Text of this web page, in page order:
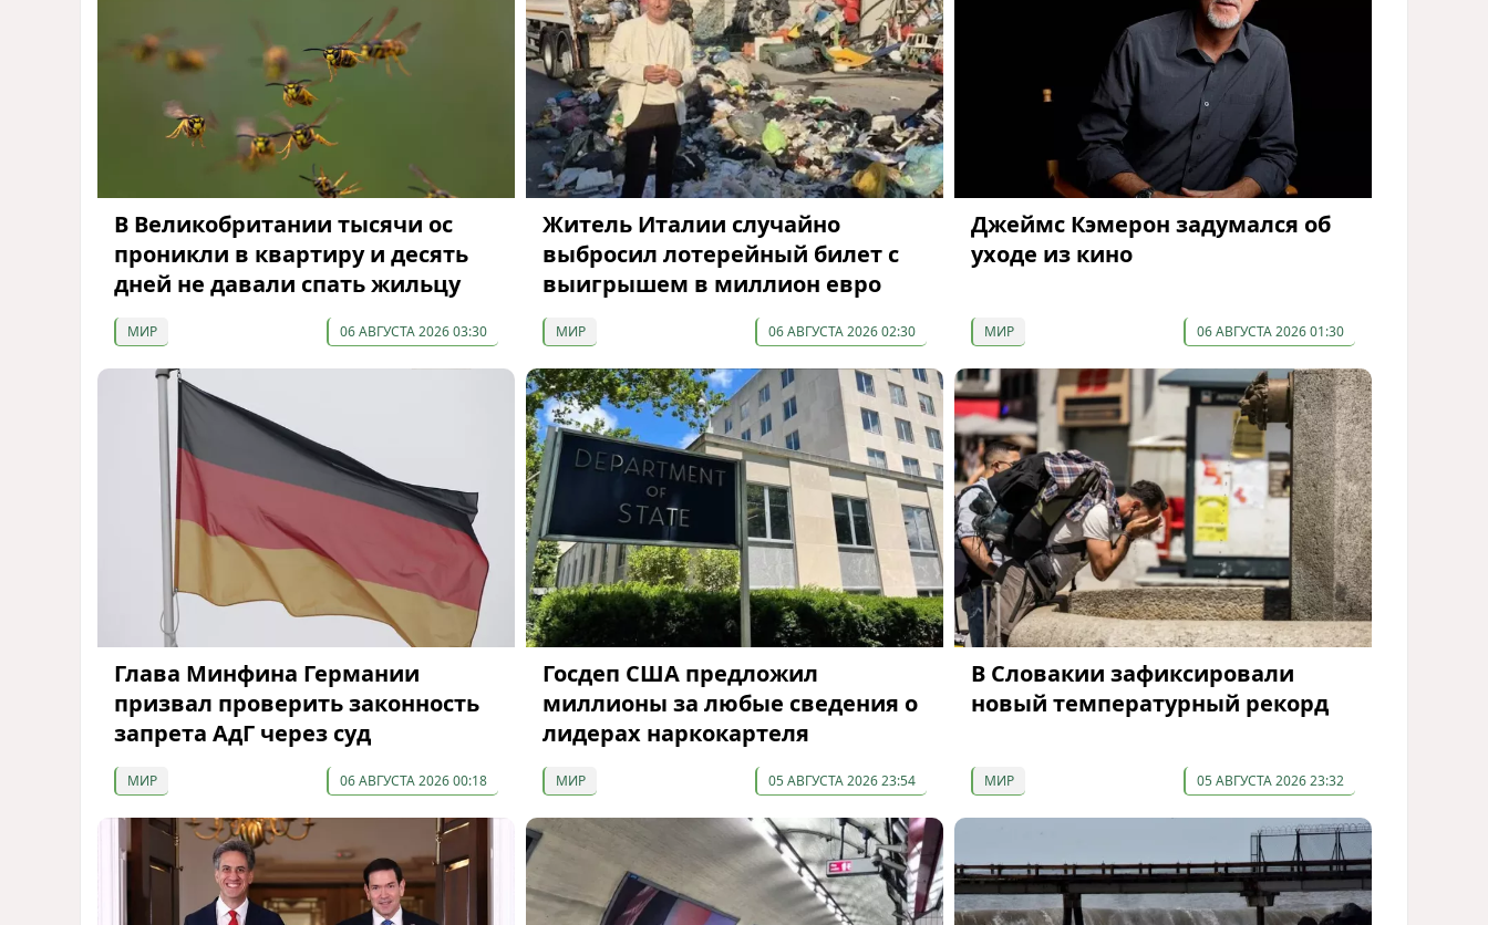
В Великобритании тысячи ос
проникли в квартиру и десять
дней не давали спать жильцу
МИР 06 АВГУСТА 2026 03:30
Житель Италии случайно
выбросил лотерейный билет с
выигрышем в миллион евро
МИР 06 АВГУСТА 2026 02:30
Джеймс Кэмерон задумался об
уходе из кино
МИР 06 АВГУСТА 2026 01:30
Глава Минфина Германии
призвал проверить законность
запрета АдГ через суд
МИР 06 АВГУСТА 2026 00:18
Госдеп США предложил
миллионы за любые сведения о
лидерах наркокартеля
МИР 05 АВГУСТА 2026 23:54
В Словакии зафиксировали
новый температурный рекорд
МИР 05 АВГУСТА 2026 23:32